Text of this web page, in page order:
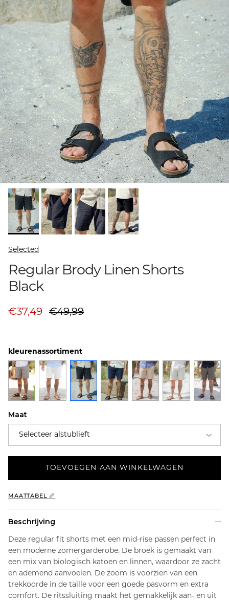
Selected
Regular Brody Linen Shorts
Black
Aanbiedingsprijs
€37,49 Prijs
€49,99
kleurenassortiment
Maat
Selecteer alstublieft
TOEVOEGEN AAN WINKELWAGEN
MAATTABEL 📏
Beschrijving
Deze regular fit shorts met een mid-rise passen perfect in
een moderne zomergarderobe. De broek is gemaakt van
een mix van biologisch katoen en linnen, waardoor ze zacht
en ademend aanvoelen. De zoom is voorzien van een
trekkoorde in de taille voor een goede pasvorm en extra
comfort. De ritssluiting maakt het gemakkelijk aan- en uit